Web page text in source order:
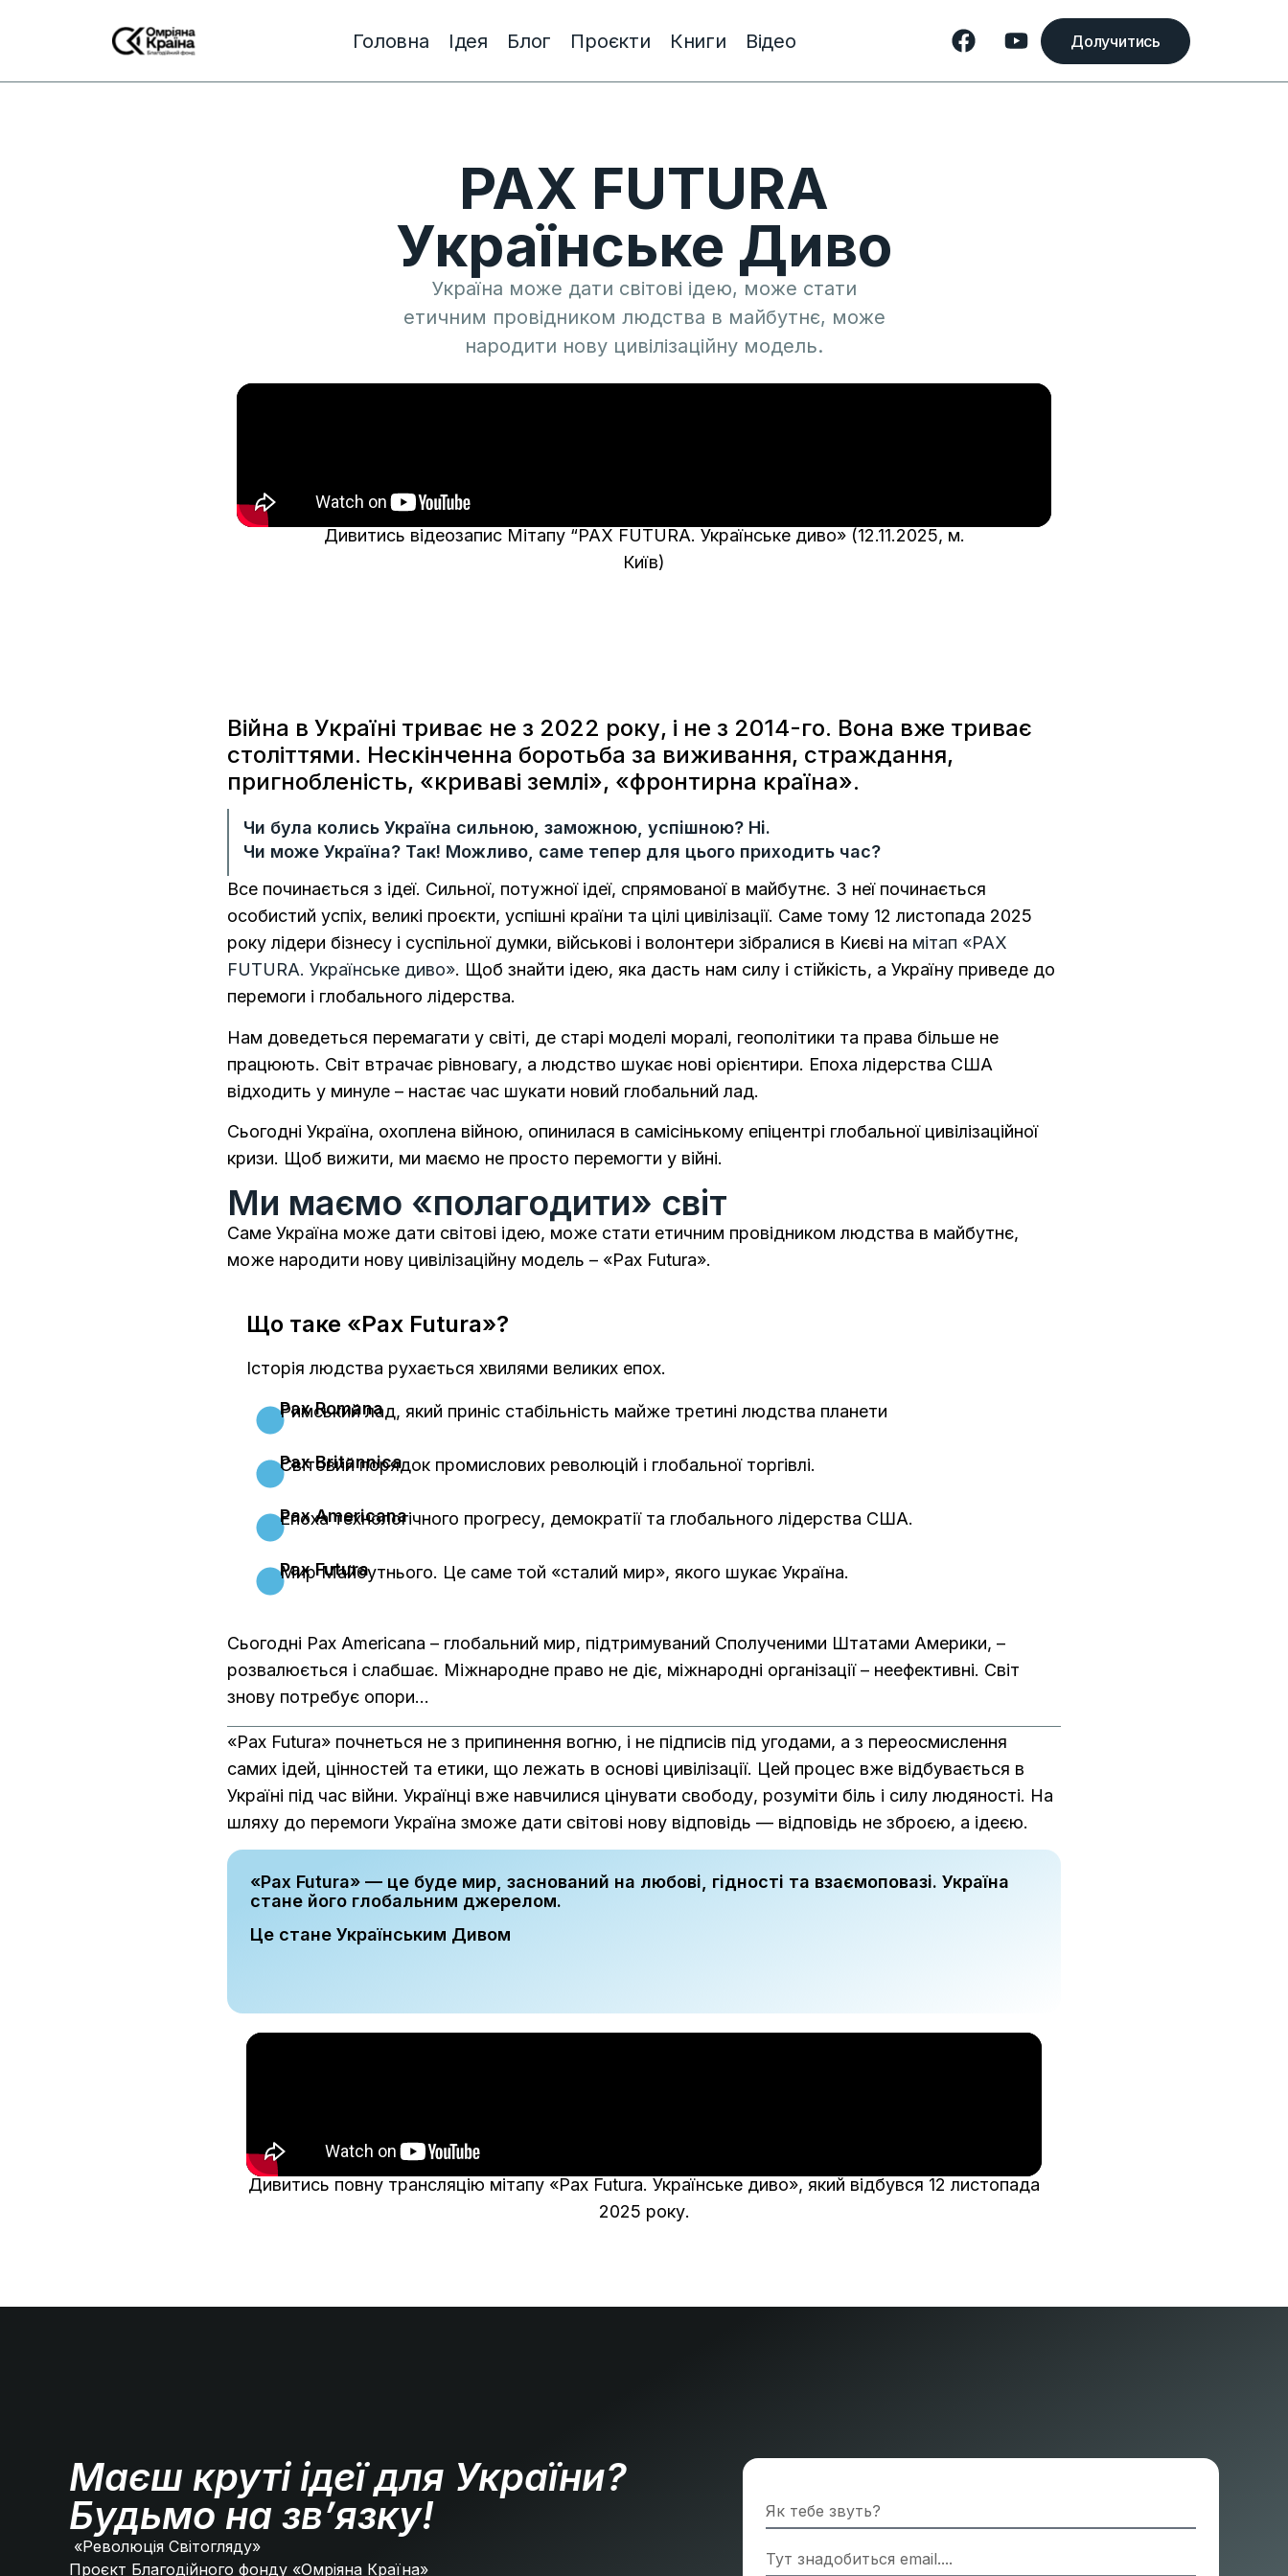
Головна Ідея Блог Проєкти Книги Відео Долучитись
PAX FUTURA
Українське Диво
Україна може дати світові ідею, може стати
етичним провідником людства в майбутнє, може
народити нову цивілізаційну модель.
Дивитись відеозапис Мітапу “PAX FUTURA. Українське диво» (12.11.2025, м.
Київ)
Війна в Україні триває не з 2022 року, і не з 2014-го. Вона вже триває
століттями. Нескінченна боротьба за виживання, страждання,
пригнобленість, «криваві землі», «фронтирна країна».
Чи була колись Україна сильною, заможною, успішною? Ні.
Чи може Україна? Так! Можливо, саме тепер для цього приходить час?
Все починається з ідеї. Сильної, потужної ідеї, спрямованої в майбутнє. З неї починається
особистий успіх, великі проєкти, успішні країни та цілі цивілізації. Саме тому 12 листопада 2025
року лідери бізнесу і суспільної думки, військові і волонтери зібралися в Києві на мітап «PAX
FUTURA. Українське диво». Щоб знайти ідею, яка дасть нам силу і стійкість, а Україну приведе до
перемоги і глобального лідерства.
Нам доведеться перемагати у світі, де старі моделі моралі, геополітики та права більше не
працюють. Світ втрачає рівновагу, а людство шукає нові орієнтири. Епоха лідерства США
відходить у минуле – настає час шукати новий глобальний лад.
Сьогодні Україна, охоплена війною, опинилася в самісінькому епіцентрі глобальної цивілізаційної
кризи. Щоб вижити, ми маємо не просто перемогти у війні.
Ми маємо «полагодити» світ
Саме Україна може дати світові ідею, може стати етичним провідником людства в майбутнє,
може народити нову цивілізаційну модель – «Pax Futura».
Що таке «Pax Futura»?
Історія людства рухається хвилями великих епох.
Pax Romana
Римський лад, який приніс стабільність майже третині людства планети
Pax Britannica
Світовий порядок промислових революцій і глобальної торгівлі.
Pax Americana
Епоха технологічного прогресу, демократії та глобального лідерства США.
Pax Futura
Мир Майбутнього. Це саме той «сталий мир», якого шукає Україна.
Сьогодні Pax Americana – глобальний мир, підтримуваний Сполученими Штатами Америки, –
розвалюється і слабшає. Міжнародне право не діє, міжнародні організації – неефективні. Світ
знову потребує опори…
«Pax Futura» почнеться не з припинення вогню, і не підписів під угодами, а з переосмислення
самих ідей, цінностей та етики, що лежать в основі цивілізації. Цей процес вже відбувається в
Україні під час війни. Українці вже навчилися цінувати свободу, розуміти біль і силу людяності. На
шляху до перемоги Україна зможе дати світові нову відповідь — відповідь не зброєю, а ідеєю.
«Pax Futura» — це буде мир, заснований на любові, гідності та взаємоповазі. Україна
стане його глобальним джерелом.
Це стане Українським Дивом
Дивитись повну трансляцію мітапу «Pax Futura. Українське диво», який відбувся 12 листопада
2025 року.
Маєш круті ідеї для України?
Будьмо на зв’язку!
«Революція Світогляду»
Проєкт Благодійного фонду «Омріяна Країна»